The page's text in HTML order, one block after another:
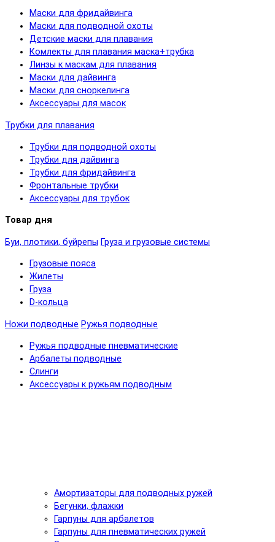
Маски для фридайвинга
Маски для подводной охоты
Детские маски для плавания
Комлекты для плавания маска+трубка
Линзы к маскам для плавания
Маски для дайвинга
Маски для сноркелинга
Аксессуары для масок
Трубки для плавания
Трубки для подводной охоты
Трубки для дайвинга
Трубки для фридайвинга
Фронтальные трубки
Аксессуары для трубок
Товар дня
Буи, плотики, буйрепы Груза и грузовые системы
Грузовые пояса
Жилеты
Груза
D-кольца
Ножи подводные Ружья подводные
Ружья подводные пневматические
Арбалеты подводные
Слинги
Аксессуары к ружьям подводным
Амортизаторы для подводных ружей
Бегунки, флажки
Гарпуны для арбалетов
Гарпуны для пневматических ружей